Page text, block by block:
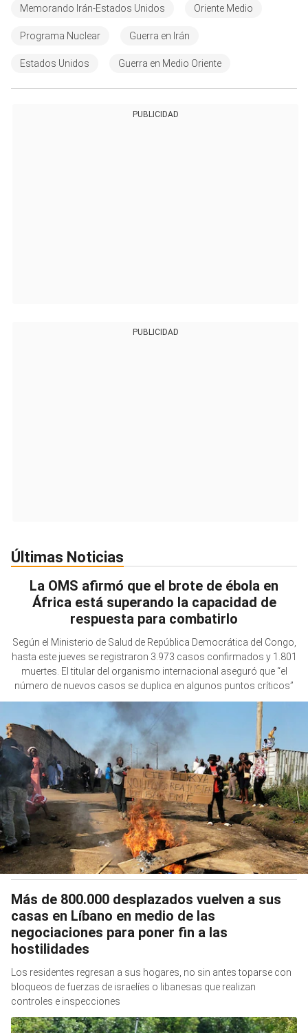
Memorando Irán-Estados Unidos Oriente Medio
Programa Nuclear Guerra en Irán
Estados Unidos Guerra en Medio Oriente
PUBLICIDAD
PUBLICIDAD
Últimas Noticias
La OMS afirmó que el brote de ébola en
África está superando la capacidad de
respuesta para combatirlo
Según el Ministerio de Salud de República Democrática del Congo,
hasta este jueves se registraron 3.973 casos confirmados y 1.801
muertes. El titular del organismo internacional aseguró que “el
número de nuevos casos se duplica en algunos puntos críticos”
Más de 800.000 desplazados vuelven a sus
casas en Líbano en medio de las
negociaciones para poner fin a las
hostilidades
Los residentes regresan a sus hogares, no sin antes toparse con
bloqueos de fuerzas de israelíes o libanesas que realizan
controles e inspecciones